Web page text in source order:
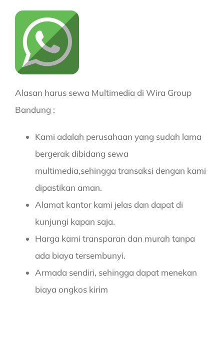
Alasan harus sewa Multimedia di Wira Group
Bandung :
Kami adalah perusahaan yang sudah lama
bergerak dibidang sewa
multimedia,sehingga transaksi dengan kami
dipastikan aman.
Alamat kantor kami jelas dan dapat di
kunjungi kapan saja.
Harga kami transparan dan murah tanpa
ada biaya tersembunyi.
Armada sendiri, sehingga dapat menekan
biaya ongkos kirim